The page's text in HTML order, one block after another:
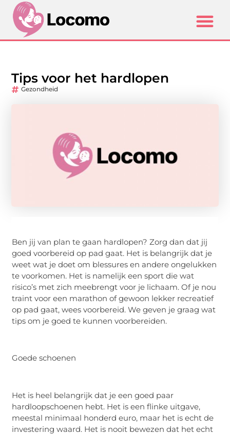
Tips voor het hardlopen
Gezondheid
Ben jij van plan te gaan hardlopen? Zorg dan dat jij
goed voorbereid op pad gaat. Het is belangrijk dat je
weet wat je doet om blessures en andere ongelukken
te voorkomen. Het is namelijk een sport die wat
risico’s met zich meebrengt voor je lichaam. Of je nou
traint voor een marathon of gewoon lekker recreatief
op pad gaat, wees voorbereid. We geven je graag wat
tips om je goed te kunnen voorbereiden.
Goede schoenen
Het is heel belangrijk dat je een goed paar
hardloopschoenen hebt. Het is een flinke uitgave,
meestal minimaal honderd euro, maar het is echt de
investering waard. Het is nooit bewezen dat het echt